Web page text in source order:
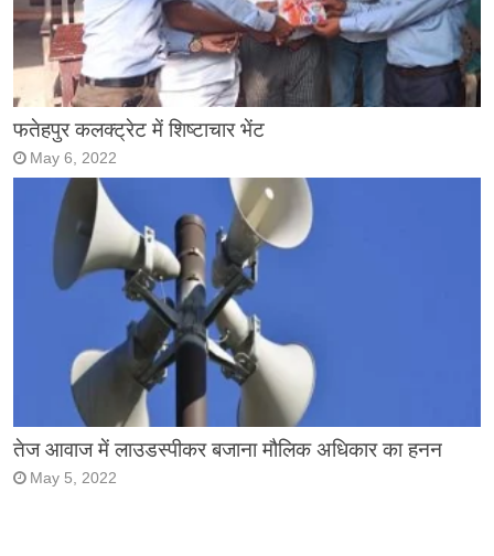
फतेहपुर कलक्ट्रेट में शिष्टाचार भेंट
May 6, 2022
तेज आवाज में लाउडस्पीकर बजाना मौलिक अधिकार का हनन
May 5, 2022